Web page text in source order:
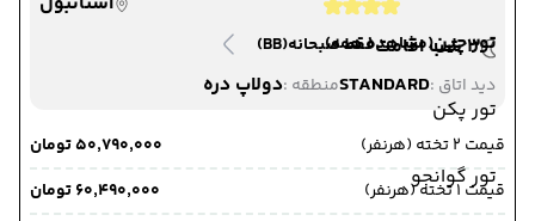
تور چین(مشاهده همه)
تور پکن
تور گوانجو
3 شب اقامت
فقط صبحانه(BB)
دید اتاق :STANDARDمنطقه :دولاپ دره
قیمت 2 تخته (هرنفر)
۵۰٬۷۹۰٬۰۰۰ تومان
قیمت 1 تخته (هرنفر)
۶۰٬۴۹۰٬۰۰۰ تومان